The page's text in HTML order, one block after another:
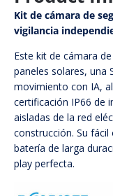
Kit de cámara de
vigilancia
Este kit de cámara
paneles solares, una
movimiento con IA,
certificación IP66 de
aisladas de la red
construcción. Su
batería de larga
play perfecta.